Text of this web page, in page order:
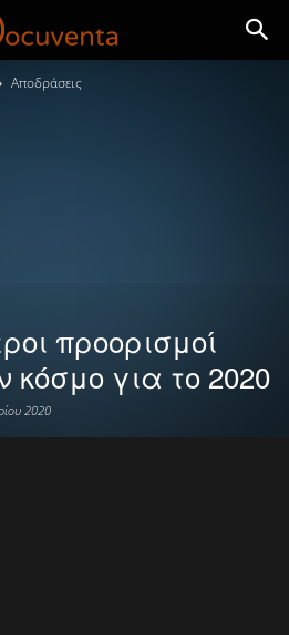
Αποδράσεις
προορισμοί
κόσμο για το 2020
2020